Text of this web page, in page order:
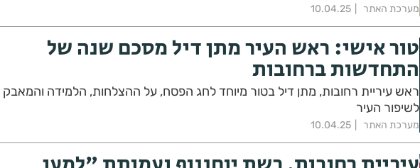
מערכת האתר 10.04.25
טור אישי: ראש העיר מתן דיל מסכם שנה של
התחדשות ברחובות
ראש עיריית רחובות, מתן דיל בטור מיוחד לחג הפסח, על ההצלחות, הלמידה והמאבק
לשיפור העיר
מערכת האתר 10.04.25